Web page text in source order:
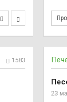
1583
23